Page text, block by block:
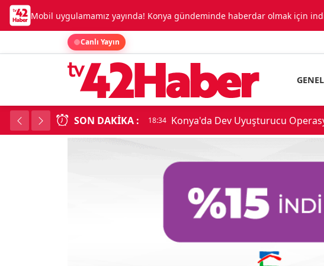
Mobil uygulamamız yayında! Konya gündeminde haberdar olmak için
Canlı Yayın
GENEL
SON DAKIKA : 18:34 Konya'da Dev Uyuşturucu